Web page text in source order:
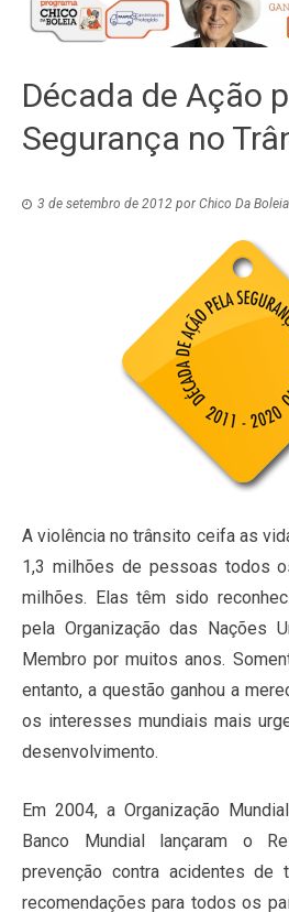
Década de Ação
Segurança no
3 de setembro de 2012 porChico Da Boleia
A violência no trânsito ceifa as
1,3 milhões de pessoas todos
milhões. Elas têm sido
pela Organização das Nações
Membro por muitos anos.
entanto, a questão ganhou a
os interesses mundiais mais
desenvolvimento.
Em 2004, a Organização
Banco Mundial lançaram o
prevenção contra acidentes de
recomendações para todos os